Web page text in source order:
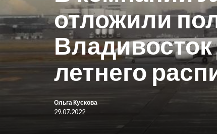
отложили
Владивосток
летнего
Ольга Кускова
29.07.2022